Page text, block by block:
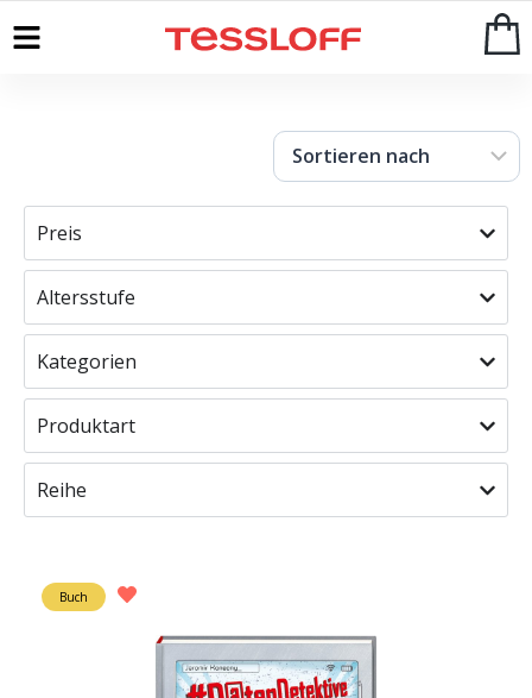
Start
Preis
Altersstufe
Kategorien
Produktart
Reihe
Buch